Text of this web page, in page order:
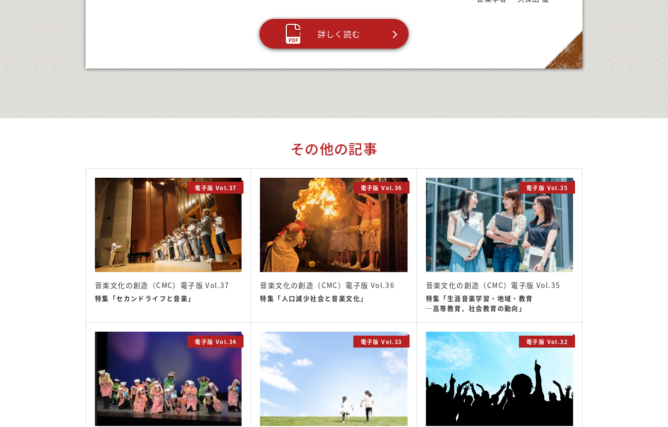
詳しく読む
その他の記事
電子版 Vol.37
音楽文化の創造（CMC）電子版 Vol.37
特集「セカンドライフと音楽」
電子版 Vol.36
音楽文化の創造（CMC）電子版 Vol.36
特集「人口減少社会と音楽文化」
電子版 Vol.35
音楽文化の創造（CMC）電子版 Vol.35
特集「生涯音楽学習・地域・教育
―高等教育、社会教育の動向」
電子版 Vol.34 電子版 Vol.33 電子版 Vol.32